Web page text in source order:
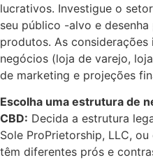
lucrativos. Investigue o
seu público -alvo e
produtos. As
negócios (loja de varejo,
de marketing e projeções
Escolha uma estrutura de
CBD: Decida a estrutura
Sole ProPrietorship, LLC,
têm diferentes prós e